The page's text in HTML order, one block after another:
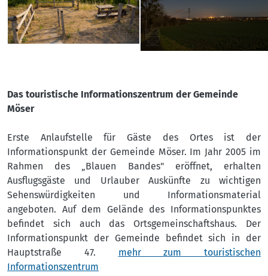
Das touristische Informationszentrum der Gemeinde
Möser
Erste Anlaufstelle für Gäste des Ortes ist der
Informationspunkt der Gemeinde Möser. Im Jahr 2005 im
Rahmen des „Blauen Bandes" eröffnet, erhalten
Ausflugsgäste und Urlauber Auskünfte zu wichtigen
Sehenswürdigkeiten und Informationsmaterial
angeboten. Auf dem Gelände des Informationspunktes
befindet sich auch das Ortsgemeinschaftshaus. Der
Informationspunkt der Gemeinde befindet sich in der
Hauptstraße 47. mehr zum touristischen
Informationszentrum